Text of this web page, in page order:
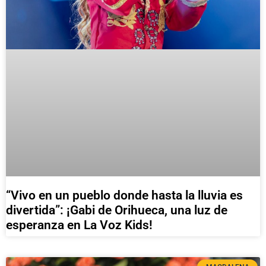
“Vivo en un pueblo donde hasta la lluvia es
divertida”: ¡Gabi de Orihueca, una luz de
esperanza en La Voz Kids!